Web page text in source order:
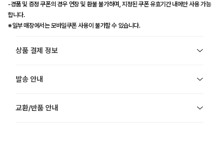
-경품 및 증정 쿠폰의 경우 연장 및 환불 불가하며, 지정된 쿠폰 유효기간 내에만 사용 가능
합니다.
※일부 매장에서는 모바일쿠폰 사용이 불가할 수 있습니다.
상품 결제 정보
발송 안내
교환/반품 안내